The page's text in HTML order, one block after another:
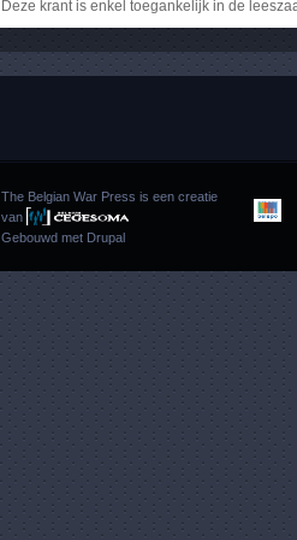
Deze krant is enkel toegankelijk in de
The Belgian War Press is een creatie
van
Gebouwd met Drupal